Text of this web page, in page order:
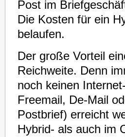
Post im
Die Kosten für ein
belaufen.
Der große Vorteil
Reichweite. Denn
noch keinen
Freemail, De-Mail
Postbrief) erreicht
Hybrid- als auch im